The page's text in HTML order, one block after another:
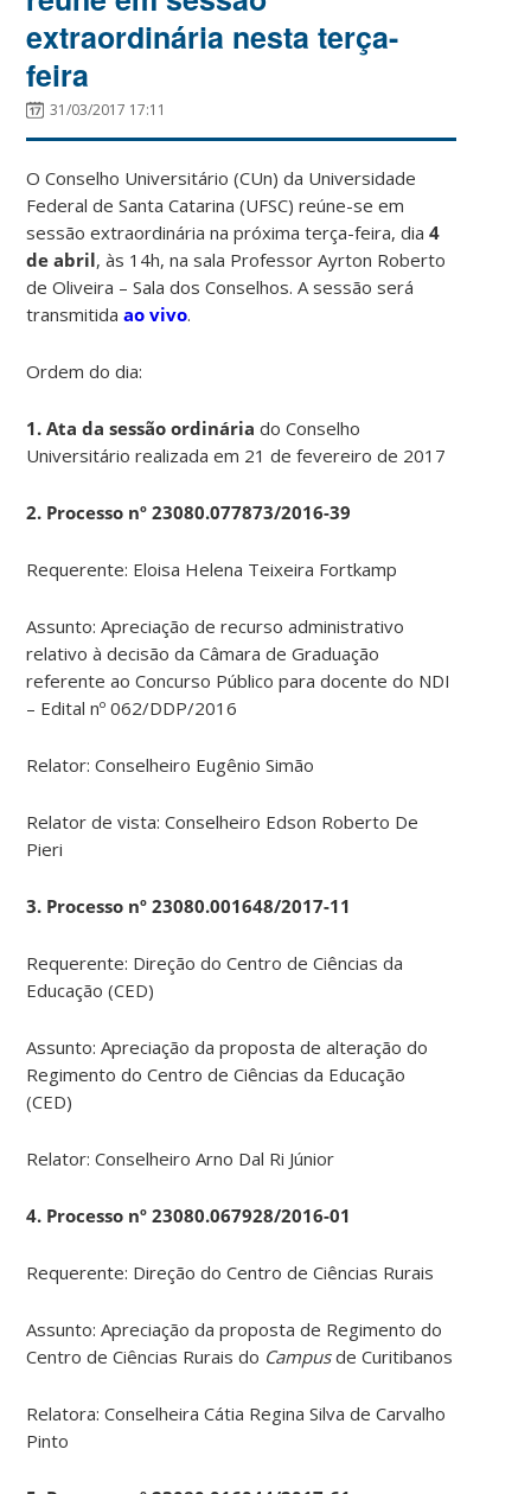
extraordinária nesta terça-
feira
31/03/2017 17:11
O Conselho Universitário (CUn) da Universidade
Federal de Santa Catarina (UFSC) reúne-se em
sessão extraordinária na próxima terça-feira, dia4
de abril, às 14h, na sala Professor Ayrton Roberto
de Oliveira – Sala dos Conselhos. A sessão será
transmitidaao vivo.
Ordem do dia:
1. Ata da sessão ordinária do Conselho
Universitário realizada em 21 de fevereiro de 2017
2. Processo nº 23080.077873/2016-39
Requerente: Eloisa Helena Teixeira Fortkamp
Assunto: Apreciação de recurso administrativo
relativo à decisão da Câmara de Graduação
referente ao Concurso Público para docente do NDI
– Edital nº 062/DDP/2016
Relator: Conselheiro Eugênio Simão
Relator de vista: Conselheiro Edson Roberto De
Pieri
3. Processo nº 23080.001648/2017-11
Requerente: Direção do Centro de Ciências da
Educação (CED)
Assunto: Apreciação da proposta de alteração do
Regimento do Centro de Ciências da Educação
(CED)
Relator: Conselheiro Arno Dal Ri Júnior
4. Processo nº 23080.067928/2016-01
Requerente: Direção do Centro de Ciências Rurais
Assunto: Apreciação da proposta de Regimento do
Centro de Ciências Rurais do Campusde Curitibanos
Relatora: Conselheira Cátia Regina Silva de Carvalho
Pinto